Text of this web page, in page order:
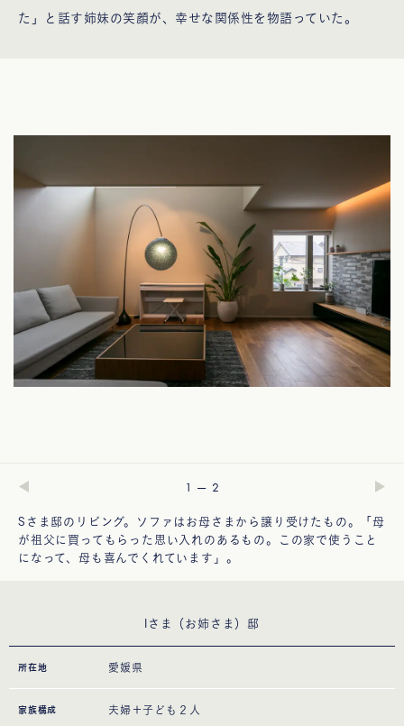
た」と話す姉妹の笑顔が、幸せな関係性を物語っていた。
1 — 2
Sさま邸のリビング。ソファはお母さまから譲り受けたもの。「母
が祖父に買ってもらった思い入れのあるもの。この家で使うこと
になって、母も喜んでくれています」。
Iさま（お姉さま）邸
所在地 愛媛県
家族構成 夫婦＋子ども２人